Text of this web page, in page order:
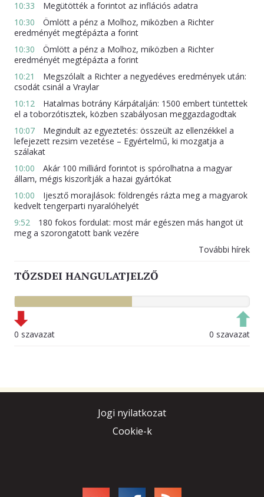
10:33
Megütötték a forintot az inflációs adatra
10:30
Ömlött a pénz a Molhoz, miközben a Richter
eredményét megtépázta a forint
10:30
Ömlött a pénz a Molhoz, miközben a Richter
eredményét megtépázta a forint
10:21
Megszólalt a Richter a negyedéves eredmények után:
csodát csinál a Vraylar
10:12
Hatalmas botrány Kárpátalján: 1500 embert tüntettek
el a toborzótisztek, közben szabályosan meggazdagodtak
10:07
Megindult az egyeztetés: összeült az ellenzékkel a
lefejezett rezsim vezetése – Egyértelmű, ki mozgatja a
szálakat
10:00
Akár 100 milliárd forintot is spórolhatna a magyar
állam, mégis kiszorítják a hazai gyártókat
10:00
Ijesztő morajlások: földrengés rázta meg a magyarok
kedvelt tengerparti nyaralóhelyét
9:52
180 fokos fordulat: most már egészen más hangot üt
meg a szorongatott bank vezére
További hírek
TŐZSDEI HANGULATJELZŐ
0 szavazat 0 szavazat
Jogi nyilatkozat
Cookie-k